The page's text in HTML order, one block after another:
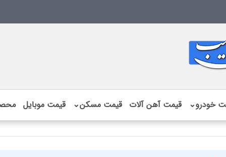
خودرو⌄ قیمت آهن آلات قیمت مسکن⌄ قیمت موبایل